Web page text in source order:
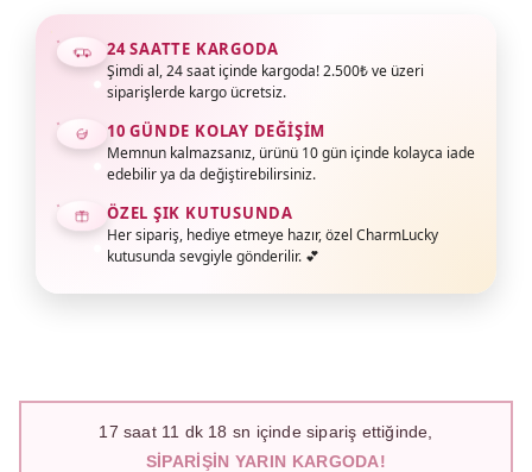
24 SAATTE KARGODA
Şimdi al, 24 saat içinde kargoda! 2.500₺ ve üzeri
siparişlerde kargo ücretsiz.
10 GÜNDE KOLAY DEĞIŞIM
Memnun kalmazsanız, ürünü 10 gün içinde kolayca iade
edebilir ya da değiştirebilirsiniz.
ÖZEL ŞIK KUTUSUNDA
Her sipariş, hediye etmeye hazır, özel CharmLucky
kutusunda sevgiyle gönderilir. 💕
17 saat 11 dk 17 sn içinde sipariş ettiğinde,
SIPARIŞIN YARIN KARGODA!